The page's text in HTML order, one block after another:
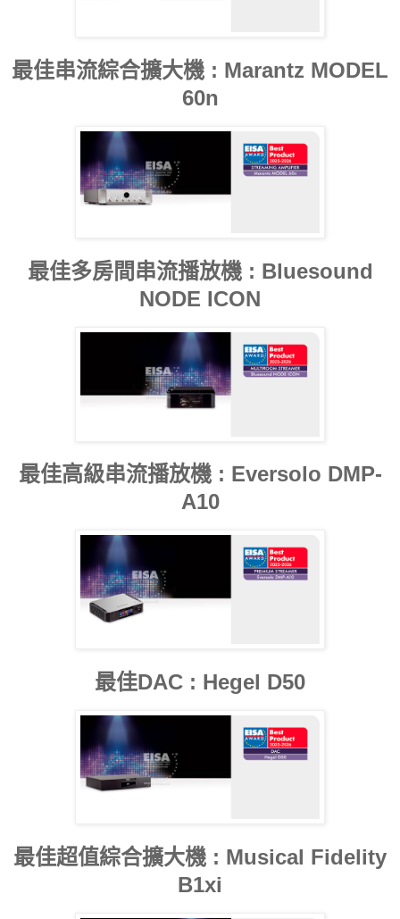
最佳串流綜合擴大機 : Marantz MODEL
60n
最佳多房間串流播放機 : Bluesound
NODE ICON
最佳高級串流播放機 : Eversolo DMP-
A10
最佳DAC : Hegel D50
最佳超值綜合擴大機 : Musical Fidelity
B1xi